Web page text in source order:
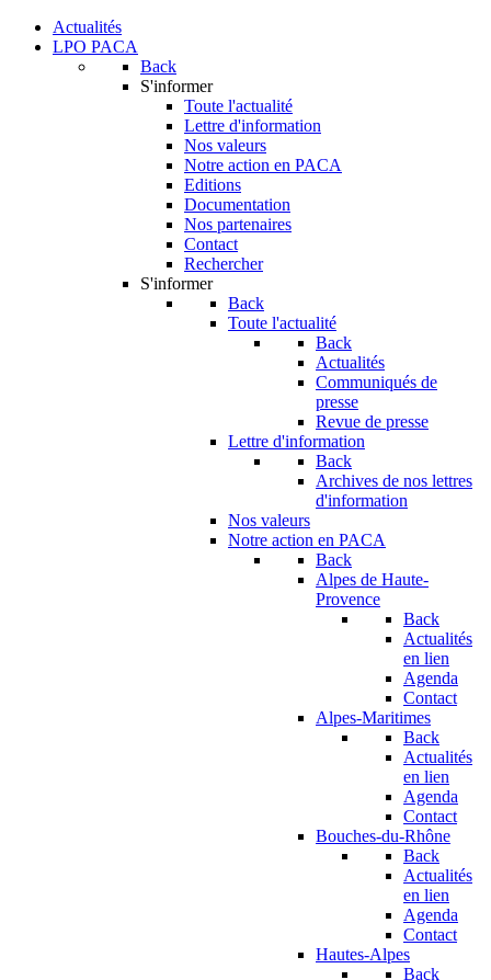
Actualités
LPO PACA
Back
S'informer
Toute l'actualité
Lettre d'information
Nos valeurs
Notre action en PACA
Editions
Documentation
Nos partenaires
Contact
Rechercher
S'informer
Back
Toute l'actualité
Back
Actualités
Communiqués de
presse
Revue de presse
Lettre d'information
Back
Archives de nos lettres
d'information
Nos valeurs
Notre action en PACA
Back
Alpes de Haute-
Provence
Back
Actualités
en lien
Agenda
Contact
Alpes-Maritimes
Back
Actualités
en lien
Agenda
Contact
Bouches-du-Rhône
Back
Actualités
en lien
Agenda
Contact
Hautes-Alpes
Back